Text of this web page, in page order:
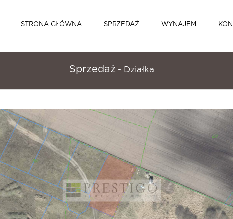
STRONA GŁÓWNA SPRZEDAŻ WYNAJEM
Sprzedaż - Działka